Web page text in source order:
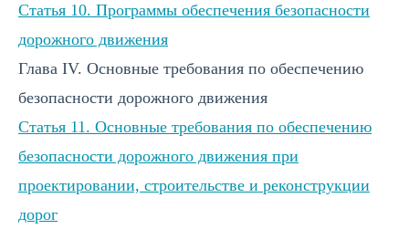
Статья 10. Программы обеспечения безопасности
дорожного движения
Глава IV. Основные требования по обеспечению
безопасности дорожного движения
Статья 11. Основные требования по обеспечению
безопасности дорожного движения при
проектировании, строительстве и реконструкции
дорог